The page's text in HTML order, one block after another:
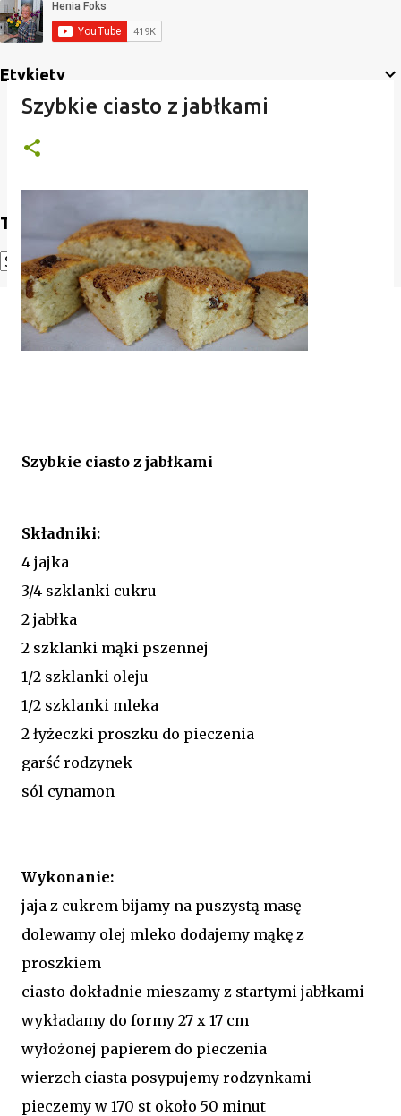
Etykiety
Translate
Powered by Translate
Szybkie ciasto z jabłkami
Szybkie ciasto z jabłkami
Składniki:
4 jajka
3/4 szklanki cukru
2 jabłka
2 szklanki mąki pszennej
1/2 szklanki oleju
1/2 szklanki mleka
2 łyżeczki proszku do pieczenia
garść rodzynek
sól cynamon
Wykonanie:
jaja z cukrem bijamy na puszystą masę
dolewamy olej mleko dodajemy mąkę z
proszkiem
ciasto dokładnie mieszamy z startymi jabłkami
wykładamy do formy 27 x 17 cm
wyłożonej papierem do pieczenia
wierzch ciasta posypujemy rodzynkami
pieczemy w 170 st około 50 minut